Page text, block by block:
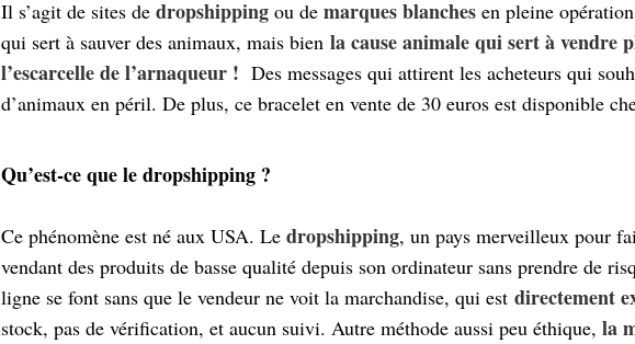
Il s’agit de sites de dropshipping ou de marques blanches en pleine
qui sert à sauver des animaux, mais bien la cause animale qui sert à vendre
l’escarcelle de l’arnaqueur ! Des messages qui attirent les acheteurs qui
d’animaux en péril. De plus, ce bracelet en vente de 30 euros est disponible
Qu’est-ce que le dropshipping ?
Ce phénomène est né aux USA. Le dropshipping, un pays merveilleux pour
vendant des produits de basse qualité depuis son ordinateur sans prendre de
ligne se font sans que le vendeur ne voit la marchandise, qui est directement
stock, pas de vérification, et aucun suivi. Autre méthode aussi peu éthique, la